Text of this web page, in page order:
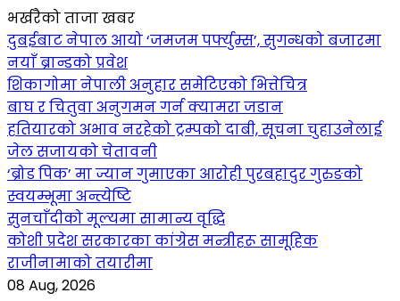
भर्खरैको ताजा खबर
दुबईबाट नेपाल आयो ‘जमजम पर्फ्युम्स’, सुगन्धको बजारमा
नयाँ ब्रान्डको प्रवेश
शिकागोमा नेपाली अनुहार समेटिएको भित्तेचित्र
बाघ र चितुवा अनुगमन गर्न क्यामरा जडान
हतियारको अभाव नरहेको ट्रम्पको दाबी, सूचना चुहाउनेलाई
जेल सजायको चेतावनी
‘ब्रोड पिक’ मा ज्यान गुमाएका आराेही पुरबहादुर गुरुङको
स्वयम्भूमा अन्त्येष्टि
सुनचाँदीको मूल्यमा सामान्य वृद्धि
कोशी प्रदेश सरकारका कांग्रेस मन्त्रीहरू सामूहिक
राजीनामाको तयारीमा
08 Aug, 2026